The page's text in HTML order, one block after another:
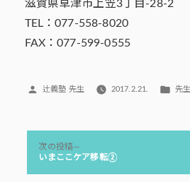
滋賀県草津市上笠3丁目-28-2
TEL：077-558-8020
FAX：077-599-0555
投
辻義塾 先生 2017.2.21.
カ
リ
先
ナ
次の投稿
の
いまここケア移転②